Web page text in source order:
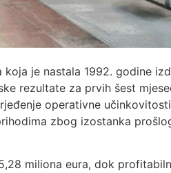
je nastala 1992. godine
rezultate za prvih šest
operativne
zbog izostanka
miliona eura, dok